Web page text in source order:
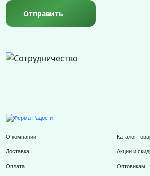
Отправить
О компании
Доставка
Оплата
Каталог
Акции и
Оптовикам